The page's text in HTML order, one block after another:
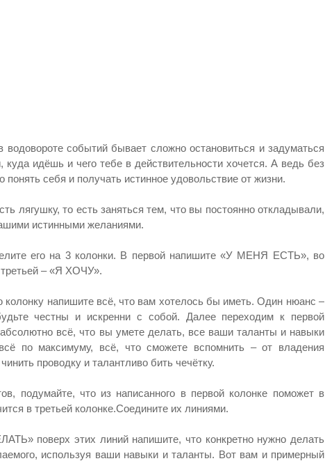
событий бывает сложно остановиться и задуматься
куда идёшь и чего тебе в действительности хочется. А ведь без
понять себя и получать истинное удовольствие от жизни.
лягушку, то есть заняться тем, что вы постоянно откладывали,
истинными желаниями.
его на 3 колонки. В первой напишите «У МЕНЯ ЕСТЬ», во
– «Я ХОЧУ».
колонку напишите всё, что вам хотелось бы иметь. Один нюанс –
честны и искренни с собой. Далее переходим к первой
всё, что вы умете делать, все ваши таланты и навыки
по максимуму, всё, что сможете вспомнить – от владения
проводку и талантливо бить чечётку.
подумайте, что из написанного в первой колонке поможет в
в третьей колонке.Соедините их линиями.
поверх этих линий напишите, что конкретно нужно делать
используя ваши навыки и таланты. Вот вам и примерный